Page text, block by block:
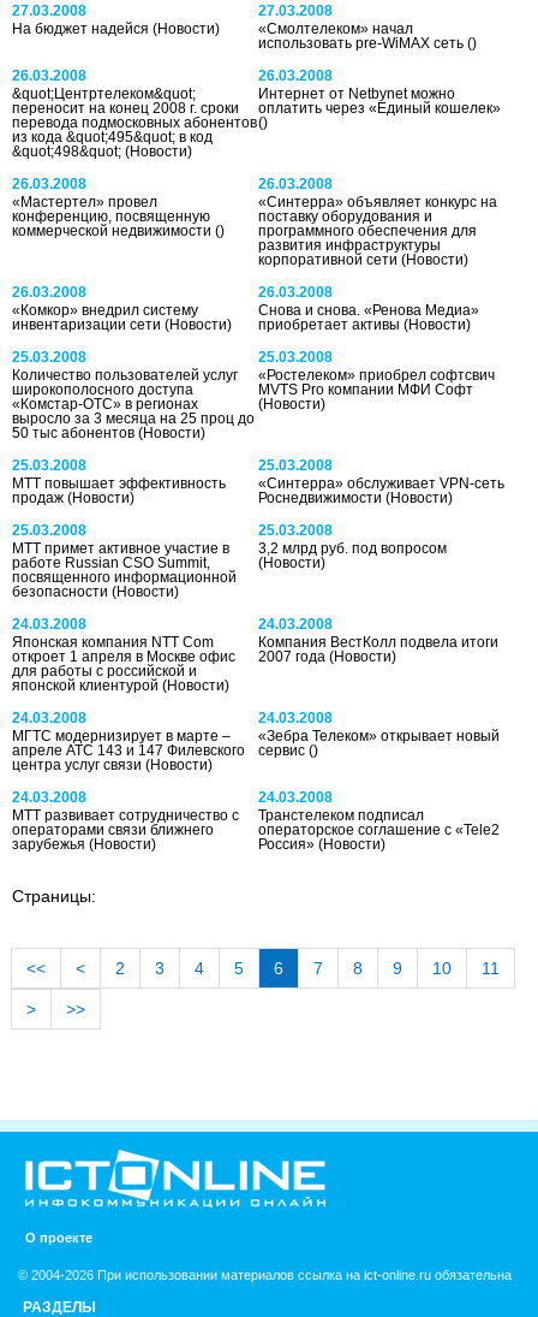
27.03.2008
На бюджет надейся (Новости)
27.03.2008
«Смолтелеком» начал
использовать pre-WiMAX сеть()
26.03.2008
&quot;Центртелеком&quot;
переносит на конец 2008 г. сроки
перевода подмосковных абонентов
из кода &quot;495&quot; в код
&quot;498&quot; (Новости)
26.03.2008
Интернет от Netbynet можно
оплатить через «Единый кошелек»
()
26.03.2008
«Мастертел» провел
конференцию, посвященную
коммерческой недвижимости ()
26.03.2008
«Синтерра» объявляет конкурс на
поставку оборудования и
программного обеспечения для
развития инфраструктуры
корпоративной сети(Новости)
26.03.2008
«Комкор» внедрил систему
инвентаризации сети (Новости)
26.03.2008
Снова и снова. «Ренова Медиа»
приобретает активы(Новости)
25.03.2008
Количество пользователей услуг
широкополосного доступа
«Комстар-ОТС» в регионах
выросло за 3 месяца на 25 проц до
50 тыс абонентов (Новости)
25.03.2008
«Ростелеком» приобрел софтсвич
MVTS Pro компании МФИ Софт
(Новости)
25.03.2008
МТТ повышает эффективность
продаж (Новости)
25.03.2008
«Синтерра» обслуживает VPN-сеть
Роснедвижимости(Новости)
25.03.2008
МТТ примет активное участие в
работе Russian CSO Summit,
посвященного информационной
безопасности (Новости)
25.03.2008
3,2 млрд руб. под вопросом
(Новости)
24.03.2008
Японская компания NTT Com
откроет 1 апреля в Москве офис
для работы с российской и
японской клиентурой (Новости)
24.03.2008
Компания ВестКолл подвела итоги
2007 года(Новости)
24.03.2008
МГТС модернизирует в марте –
апреле АТС 143 и 147 Филевского
центра услуг связи (Новости)
24.03.2008
«Зебра Телеком» открывает новый
сервис()
24.03.2008
MTT развивает сотрудничество с
операторами связи ближнего
зарубежья (Новости)
24.03.2008
Транстелеком подписал
операторское соглашение с «Tele2
Россия»(Новости)
Страницы:
<< < 2 3 4 5 6 7 8 9 10 11
> >>
О проекте
© 2004-2026 При использовании материалов ссылка на ict-online.ru обязательна
РАЗДЕЛЫ